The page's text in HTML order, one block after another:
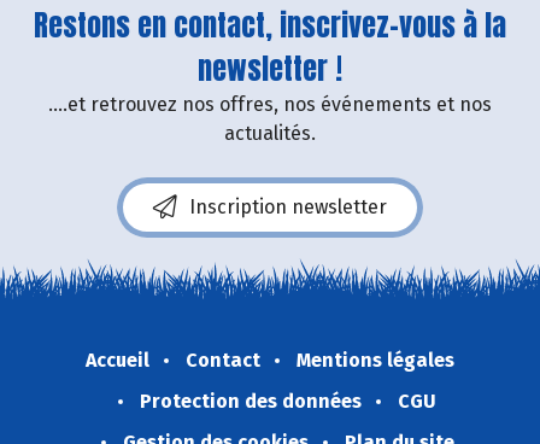
Restons en contact, inscrivez-vous à la
newsletter !
....et retrouvez nos offres, nos événements et nos
actualités.
Inscription newsletter
Accueil Contact
Mentions légales
Protection des données
CGU